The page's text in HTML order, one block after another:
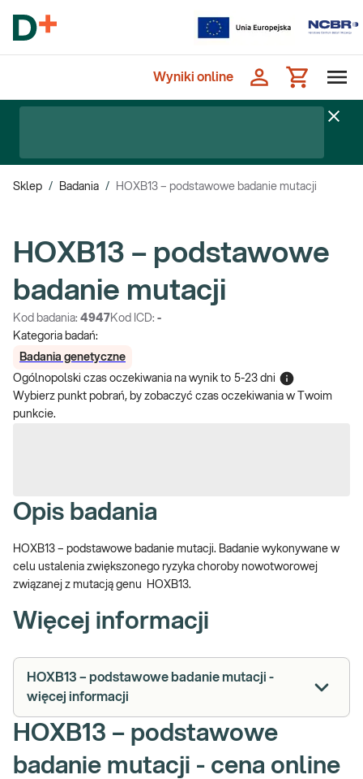
Wyniki online
Sklep / Badania / HOXB13 – podstawowe badanie mutacji
HOXB13 – podstawowe
badanie mutacji
Kod badania: 4947 Kod ICD: -
Kategoria badań:
Badania genetyczne
Ogólnopolski czas oczekiwania na wynik to 5-23 dni
Wybierz punkt pobrań, by zobaczyć czas oczekiwania w Twoim
punkcie.
Opis badania
HOXB13 – podstawowe badanie mutacji. Badanie wykonywane w
celu ustalenia zwiększonego ryzyka choroby nowotworowej
związanej z mutacją genu HOXB13.
Więcej informacji
HOXB13 – podstawowe badanie mutacji -
więcej informacji
HOXB13 – podstawowe
badanie mutacji - cena online